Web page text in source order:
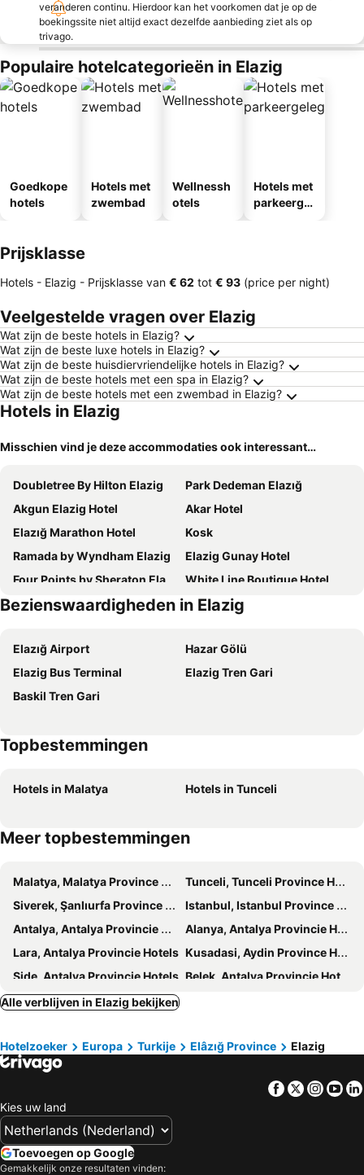
veranderen continu. Hierdoor kan het voorkomen dat je op de
boekingssite niet altijd exact dezelfde aanbieding ziet als op
trivago.
Populaire hotelcategorieën in Elazig
Goedkope
hotels
Hotels met
zwembad
Wellnessh
otels
Hotels met
parkeergel
Prijsklasse
Hotels - Elazig - Prijsklasse van ‎€ 62 tot ‎€ 93 (price per night)
Veelgestelde vragen over Elazig
Wat zijn de beste hotels in Elazig?
Wat zijn de beste luxe hotels in Elazig?
Wat zijn de beste huisdiervriendelijke hotels in Elazig?
Wat zijn de beste hotels met een spa in Elazig?
Wat zijn de beste hotels met een zwembad in Elazig?
Hotels in Elazig
Misschien vind je deze accommodaties ook interessant…
Doubletree By Hilton Elazig
Park Dedeman Elazığ
Akgun Elazig Hotel
Akar Hotel
Elazığ Marathon Hotel
Kosk
Ramada by Wyndham Elazig
Elazig Gunay Hotel
Four Points by Sheraton Elazig
White Line Boutique Hotel
Windy Hill
Ay Butik Otel
Elazig Sirin Hotel
Elazig Mavi Göl
Vizyon Life Pansiyon
Atikeler Harput Butik
Suit 23
Bezienswaardigheden in Elazig
Elazığ Airport
Hazar Gölü
Elazig Bus Terminal
Elazig Tren Gari
Baskil Tren Gari
Topbestemmingen
Hotels in Malatya Hotels in Tunceli
Meer topbestemmingen
Malatya, Malatya Province Hotels
Tunceli, Tunceli Province Hotels
Siverek, Şanlıurfa Province Hotels
Istanbul, Istanbul Province Hotels
Antalya, Antalya Provincie Hotels
Alanya, Antalya Provincie Hotels
Lara, Antalya Provincie Hotels Kusadasi, Aydin Province Hotels
Side, Antalya Provincie Hotels Belek, Antalya Provincie Hotels
Serik, Antalya Provincie Hotels
Alle verblijven in Elazig bekijken
Hotelzoeker Europa Turkije Elâzığ Province Elazig
Facebook
Twitter
Kies uw land
Toevoegen op Google
Gemakkelijk onze resultaten vinden: